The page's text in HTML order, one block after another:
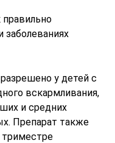
заболеваниях
у детей с
вскармливания,
и средних
Препарат также